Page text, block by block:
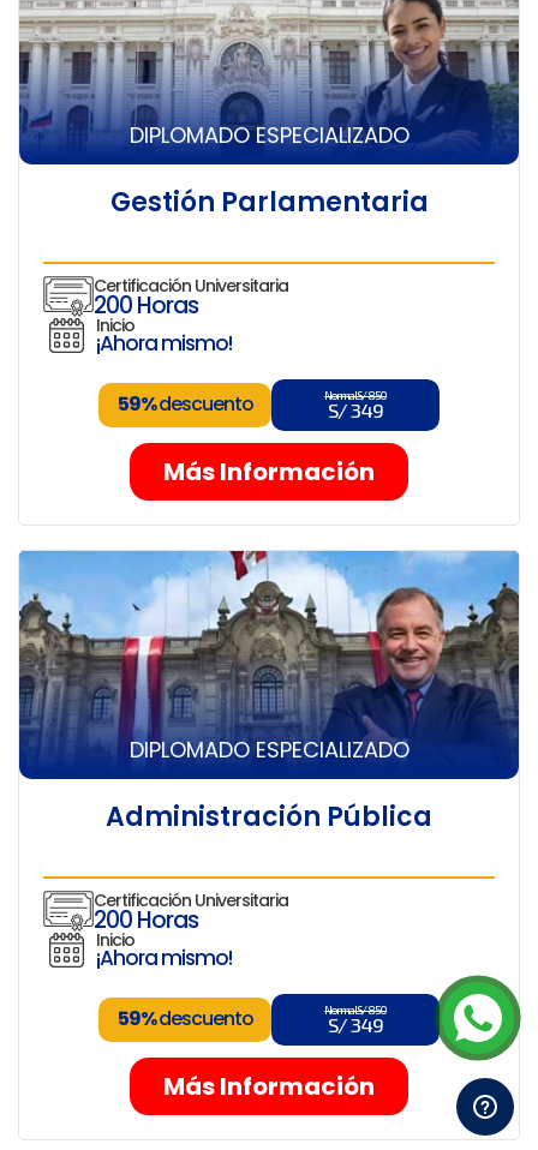
DIPLOMADO ESPECIALIZADO
Gestión Parlamentaria
Certificación Universitaria
200 Horas
Inicio
¡Ahora mismo!
59%descuento Normal S/ 850
S/ 349
Más Información
DIPLOMADO ESPECIALIZADO
Administración Pública
Certificación Universitaria
200 Horas
Inicio
¡Ahora mismo!
59%descuento Normal S/ 850
S/ 349
Más Información